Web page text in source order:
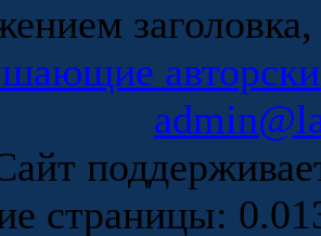
страницы: